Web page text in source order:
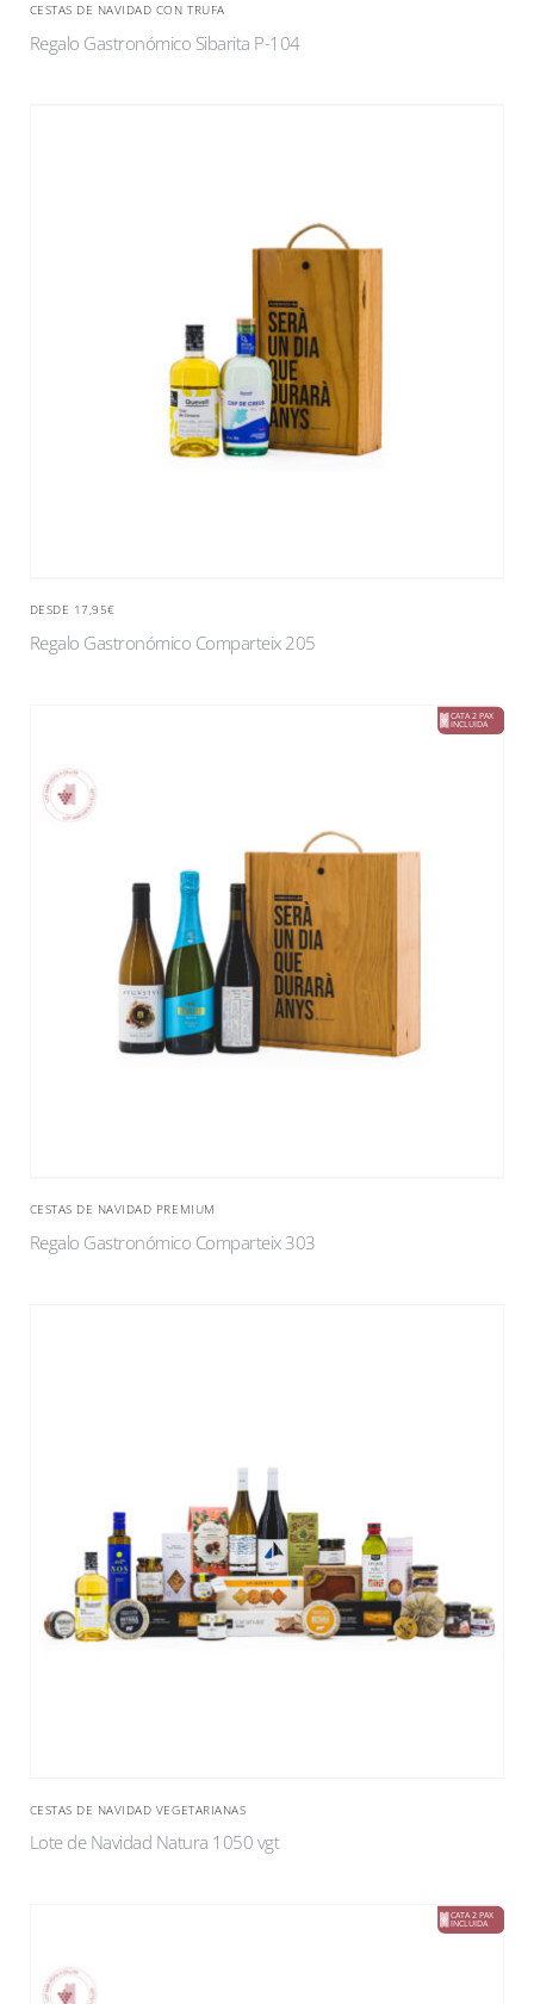
CESTAS DE NAVIDAD CON TRUFA
Regalo Gastronómico Sibarita P-104
DESDE 17,95€
Regalo Gastronómico Comparteix 205
CESTAS DE NAVIDAD PREMIUM
Regalo Gastronómico Comparteix 303
CESTAS DE NAVIDAD VEGETARIANAS
Lote de Navidad Natura 1050 vgt